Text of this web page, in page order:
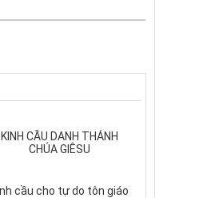
KINH CẦU DANH THÁNH
CHÚA GIÊSU
cầu cho tự do tôn giáo